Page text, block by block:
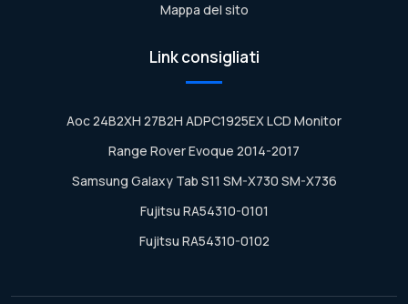
Mappa del sito
Link consigliati
Aoc 24B2XH 27B2H ADPC1925EX LCD Monitor
Range Rover Evoque 2014-2017
Samsung Galaxy Tab S11 SM-X730 SM-X736
Fujitsu RA54310-0101
Fujitsu RA54310-0102